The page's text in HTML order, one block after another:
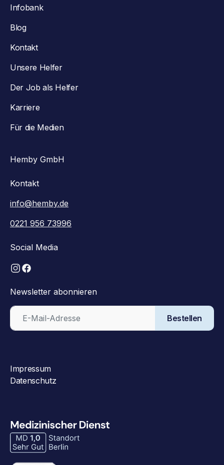
Infobank
Blog
Kontakt
Unsere Helfer
Der Job als Helfer
Karriere
Für die Medien
Hemby GmbH
Kontakt
info@hemby.de
0221 956 73996
Social Media
Newsletter abonnieren
Bestellen
Impressum
Datenschutz